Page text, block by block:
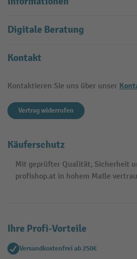
Digitale Beratung
Kontakt
Kontaktieren Sie uns über unser
Vertrag widerrufen
Käuferschutz
Mit geprüfter Qualität, Sicherheit
profishop.at in hohem Maße
Ihre Profi-Vorteile
Versandkostenfrei ab 250€